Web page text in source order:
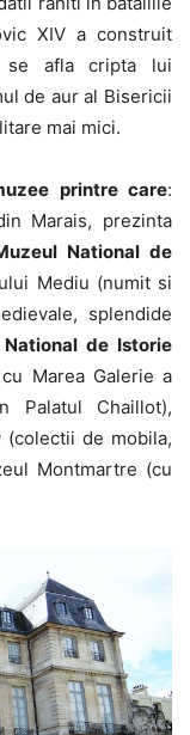
XIV a construit
se afla cripta lui
de aur al Bisericii
mai mici.
printre care:
Marais, prezinta
National de
Mediu (numit si
splendide
National de Istorie
Marea Galerie a
Chaillot),
(colectii de mobila,
Montmartre (cu